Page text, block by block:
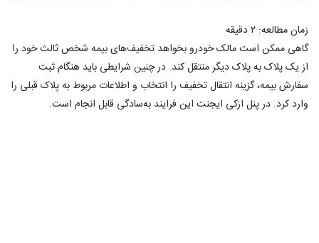
زمان مطالعه: ۲دقیقه
گاهی ممکن است مالک خودرو بخواهد تخفیف‌های بیمه شخص ثالث خود را
از یک پلاک به پلاک دیگر منتقل کند. در چنین شرایطی باید هنگام ثبت
سفارش بیمه، گزینه انتقال تخفیف را انتخاب و اطلاعات مربوط به پلاک قبلی را
وارد کرد. در پنل ازکی ایجنت این فرایند به‌سادگی قابل انجام است.